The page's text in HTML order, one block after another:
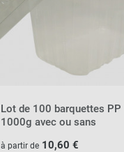
Lot de 100 barquettes PP
1000g avec ou sans
à partir de 10,60 €